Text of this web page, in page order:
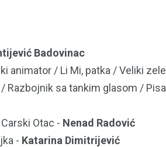
Badovinac
animator / Li Mi, patka / Veliki
Razbojnik sa tankim glasom /
Otac - Nenad Radović
- Katarina Dimitrijević